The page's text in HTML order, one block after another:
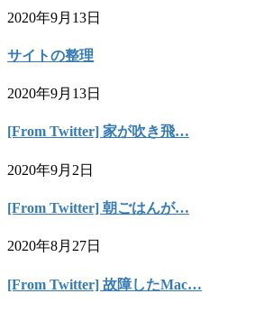
2020年9月13日
サイトの整理
2020年9月13日
[From Twitter] 家が吹き飛…
2020年9月2日
[From Twitter] 朝ごはんが…
2020年8月27日
[From Twitter] 故障したMac…